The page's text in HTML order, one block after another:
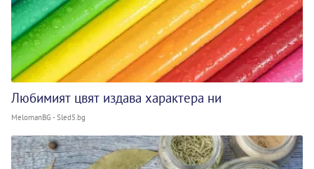
Любимият цвят издава характера ни
MelomanBG - Sled5.bg